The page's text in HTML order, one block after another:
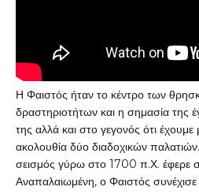
Η Φαιστός ήταν το κέντρο των
δραστηριοτήτων και η σημασία της
της αλλά και στο γεγονός ότι
ακολουθία δύο διαδοχικών
σεισμός γύρω στο 1700 π.Χ. έφερε
Αναπαλαιωμένη, ο Φαιστός συνέχισε